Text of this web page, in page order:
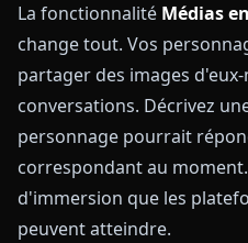
La fonctionnalité Médias
change tout. Vos
partager des images
conversations. Décrivez
personnage pourrait
correspondant au
d'immersion que les
peuvent atteindre.